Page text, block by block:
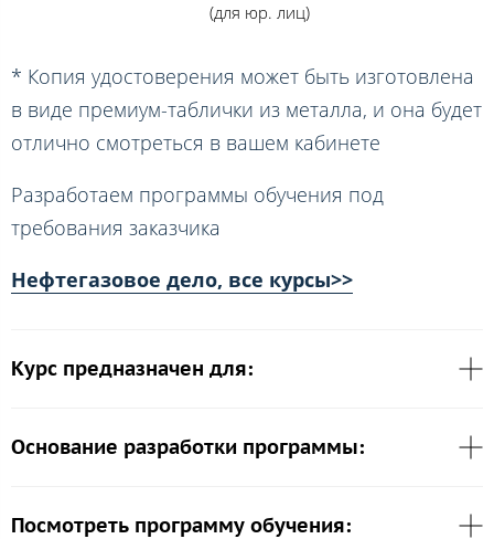
(для юр. лиц)
* Копия удостоверения может быть изготовлена
в виде премиум-таблички из металла, и она будет
отлично смотреться в вашем кабинете
Разработаем программы обучения под
требования заказчика
Нефтегазовое дело, все курсы>>
Курс предназначен для:
Основание разработки программы:
Посмотреть программу обучения: